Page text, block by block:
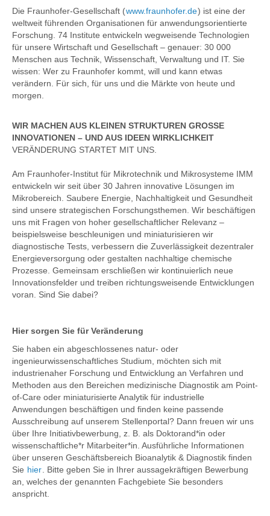
Die Fraunhofer-Gesellschaft (www.fraunhofer.de) ist eine der
weltweit führenden Organisationen für anwendungsorientierte
Forschung. 74 Institute entwickeln wegweisende Technologien
für unsere Wirtschaft und Gesellschaft – genauer: 30 000
Menschen aus Technik, Wissenschaft, Verwaltung und IT. Sie
wissen: Wer zu Fraunhofer kommt, will und kann etwas
verändern. Für sich, für uns und die Märkte von heute und
morgen.
WIR MACHEN AUS KLEINEN STRUKTUREN GROSSE
INNOVATIONEN – UND AUS IDEEN WIRKLICHKEIT
VERÄNDERUNG STARTET MIT UNS.
Am Fraunhofer-Institut für Mikrotechnik und Mikrosysteme IMM
entwickeln wir seit über 30 Jahren innovative Lösungen im
Mikrobereich. Saubere Energie, Nachhaltigkeit und Gesundheit
sind unsere strategischen Forschungsthemen. Wir beschäftigen
uns mit Fragen von hoher gesellschaftlicher Relevanz –
beispielsweise beschleunigen und miniaturisieren wir
diagnostische Tests, verbessern die Zuverlässigkeit dezentraler
Energieversorgung oder gestalten nachhaltige chemische
Prozesse. Gemeinsam erschließen wir kontinuierlich neue
Innovationsfelder und treiben richtungsweisende Entwicklungen
voran. Sind Sie dabei?
Hier sorgen Sie für Veränderung
Sie haben ein abgeschlossenes natur- oder
ingenieurwissenschaftliches Studium, möchten sich mit
industrienaher Forschung und Entwicklung an Verfahren und
Methoden aus den Bereichen medizinische Diagnostik am Point-
of-Care oder miniaturisierte Analytik für industrielle
Anwendungen beschäftigen und finden keine passende
Ausschreibung auf unserem Stellenportal? Dann freuen wir uns
über Ihre Initiativbewerbung, z. B. als Doktorand*in oder
wissenschaftliche*r Mitarbeiter*in. Ausführliche Informationen
über unseren Geschäftsbereich Bioanalytik & Diagnostik finden
Sie hier . Bitte geben Sie in Ihrer aussagekräftigen Bewerbung
an, welches der genannten Fachgebiete Sie besonders
anspricht.